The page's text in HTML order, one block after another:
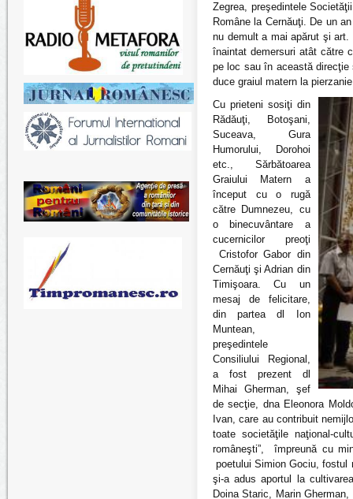
Zegrea, preşedintele
Române la Cernăuţi. De un
nu demult a mai apărut şi
înaintat demersuri atât către
pe loc sau în această
duce graiul matern la
Cu prieteni sosiţi din
Rădăuţi, Botoşani,
Suceava, Gura
Humorului, Dorohoi
etc., Sărbătoarea
Graiului Matern a
început cu o rugă
către Dumnezeu, cu
o binecuvântare a
cucernicilor preoţi
Cristofor Gabor din
Cernăuţi şi Adrian din
Timişoara. Cu un
mesaj de felicitare,
din partea dl Ion
Muntean,
preşedintele
Consiliului Regional,
a fost prezent dl
Mihai Gherman, şef
de secţie, dna Eleonora
Ivan, care au contribuit
toate societăţile naţional-
româneşti”, împreună cu
poetului Simion Gociu, fostul
şi-a adus aportul la
Doina Staric, Marin